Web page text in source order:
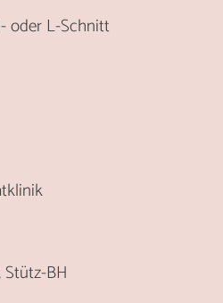
oder L-Schnitt
BH